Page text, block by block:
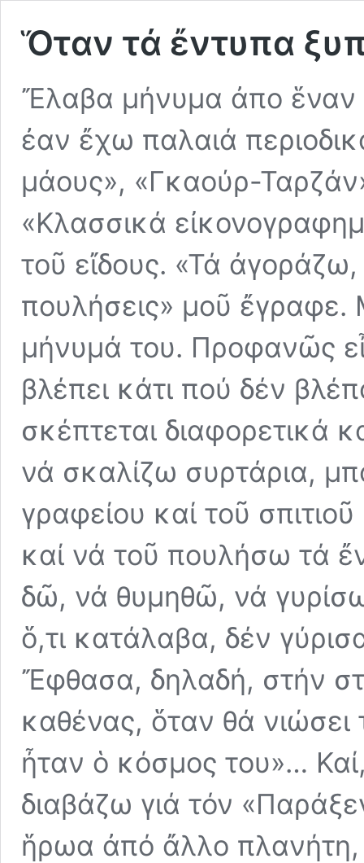
Ὅταν τά ἔντυπα
Ἔλαβα μήνυμα ἀπο ἕναν
ἐαν ἔχω παλαιά
μάους», «Γκαούρ-
«Κλασσικά
τοῦ εἴδους. «Τά
πουλήσεις» μοῦ
μήνυμά του. Προφανῶς
βλέπει κάτι πού δέν
σκέπτεται διαφορετικά
νά σκαλίζω συρτάρια,
γραφείου καί τοῦ
καί νά τοῦ πουλήσω τά
δῶ, νά θυμηθῶ, νά
ὅ,τι κατάλαβα, δέν
Ἔφθασα, δηλαδή, στήν
καθένας, ὅταν θά
ἦταν ὁ κόσμος του»…
διαβάζω γιά τόν
ἥρωα ἀπό ἄλλο πλανήτη,